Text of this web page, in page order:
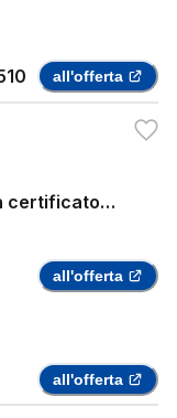
all'offerta
certificato
all'offerta
all'offerta